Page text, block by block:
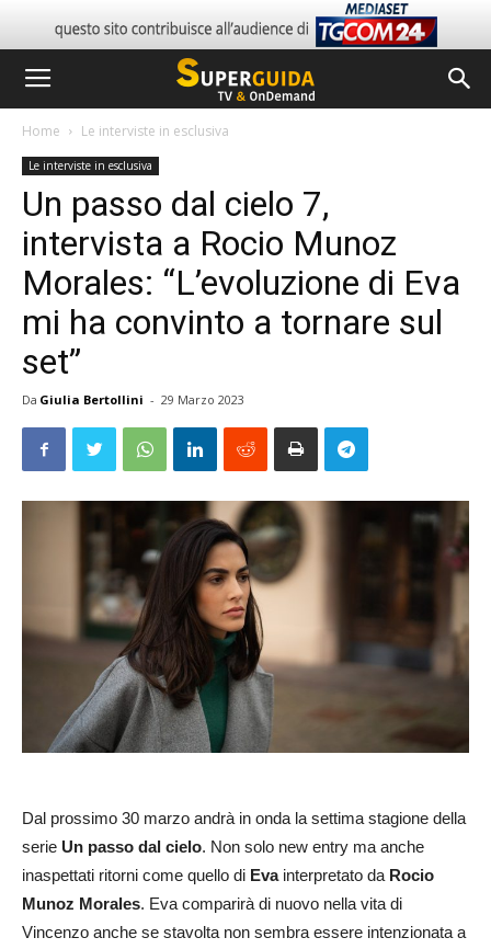
Home Le interviste in esclusiva
Le interviste in esclusiva
Un passo dal cielo 7,
intervista a Rocio Munoz
Morales: “L’evoluzione di Eva
mi ha convinto a tornare sul
set”
Da Giulia Bertollini - 29 Marzo 2023
Dal prossimo 30 marzo andrà in onda la settima stagione della
serie Un passo dal cielo. Non solo new entry ma anche
inaspettati ritorni come quello di Evainterpretato da Rocio
Munoz Morales. Eva comparirà di nuovo nella vita di
Vincenzo anche se stavolta non sembra essere intenzionata a